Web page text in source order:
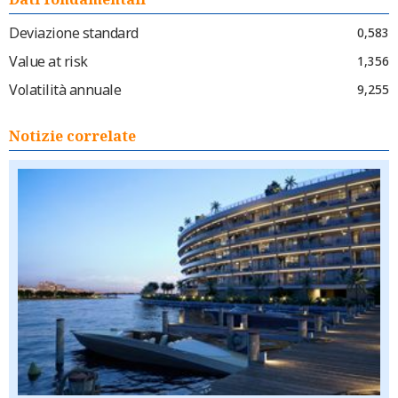
Deviazione standard
0,583
Value at risk 1,356
Volatilità annuale 9,255
Notizie correlate